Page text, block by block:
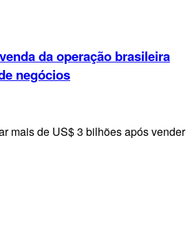
da operação brasileira
negócios
mais de US$ 3 bilhões após vender